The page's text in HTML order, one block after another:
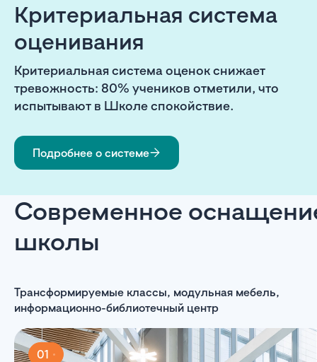
Критериальная система
оценивания
Критериальная система оценок снижает
тревожность: 80% учеников отметили, что
испытывают в Школе спокойствие.
Подробнее о системе
Современное
школы
Трансформируемые классы, модульная мебель,
информационно-библиотечный центр
01